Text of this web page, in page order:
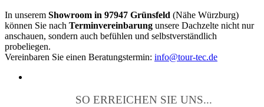
In unserem Showroom in 97947 Grünsfeld (Nähe Würzburg)
können Sie nach Terminvereinbarung unsere Dachzelte nicht nur
anschauen, sondern auch befühlen und selbstverständlich
probeliegen.
Vereinbaren Sie einen Beratungstermin: info@tour-tec.de
SO ERREICHEN SIE UNS...